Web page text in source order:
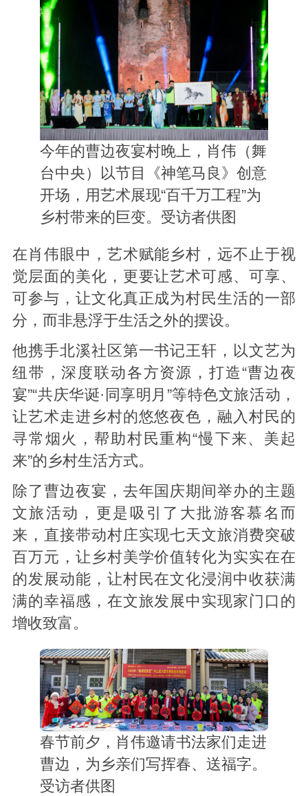
今年的曹边夜宴村晚上，肖伟（舞
台中央）以节目《神笔马良》创意
开场，用艺术展现“百千万工程”为
乡村带来的巨变。受访者供图
在肖伟眼中，艺术赋能乡村，远不止于视
觉层面的美化，更要让艺术可感、可享、
可参与，让文化真正成为村民生活的一部
分，而非悬浮于生活之外的摆设。
他携手北溪社区第一书记王轩，以文艺为
纽带，深度联动各方资源，打造“曹边夜
宴”“共庆华诞·同享明月”等特色文旅活动，
让艺术走进乡村的悠悠夜色，融入村民的
寻常烟火，帮助村民重构“慢下来、美起
来”的乡村生活方式。
除了曹边夜宴，去年国庆期间举办的主题
文旅活动，更是吸引了大批游客慕名而
来，直接带动村庄实现七天文旅消费突破
百万元，让乡村美学价值转化为实实在在
的发展动能，让村民在文化浸润中收获满
满的幸福感，在文旅发展中实现家门口的
增收致富。
春节前夕，肖伟邀请书法家们走进
曹边，为乡亲们写挥春、送福字。
受访者供图